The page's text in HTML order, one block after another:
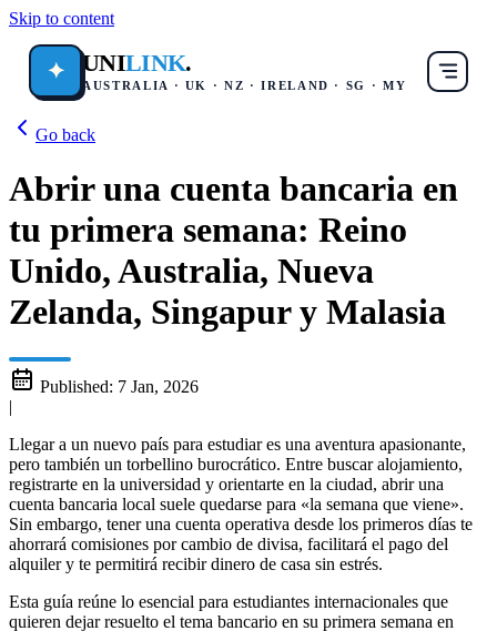
Skip to content
✦ UNILINK.
AUSTRALIA · UK · NZ · IRELAND · SG · MY
Go back
Abrir una cuenta bancaria en
tu primera semana: Reino
Unido, Australia, Nueva
Zelanda, Singapur y Malasia
Published: 7 Jan, 2026
|
Llegar a un nuevo país para estudiar es una aventura apasionante,
pero también un torbellino burocrático. Entre buscar alojamiento,
registrarte en la universidad y orientarte en la ciudad, abrir una
cuenta bancaria local suele quedarse para «la semana que viene».
Sin embargo, tener una cuenta operativa desde los primeros días te
ahorrará comisiones por cambio de divisa, facilitará el pago del
alquiler y te permitirá recibir dinero de casa sin estrés.
Esta guía reúne lo esencial para estudiantes internacionales que
quieren dejar resuelto el tema bancario en su primera semana en